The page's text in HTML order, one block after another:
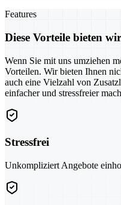
Features
Diese Vorteile bieten
Wenn Sie mit uns umziehen
Vorteilen. Wir bieten Ihnen
auch eine Vielzahl von
einfacher und stressfreier
Stressfrei
Unkompliziert Angebote